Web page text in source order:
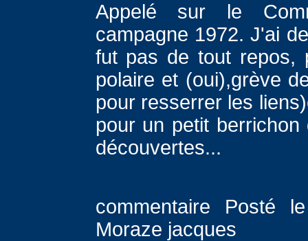
Appelé sur le
campagne 1972. J'ai
fut pas de tout repos,
polaire et (oui),grève
pour resserrer les
pour un petit
découvertes...
commentaire Posté
Moraze jacques